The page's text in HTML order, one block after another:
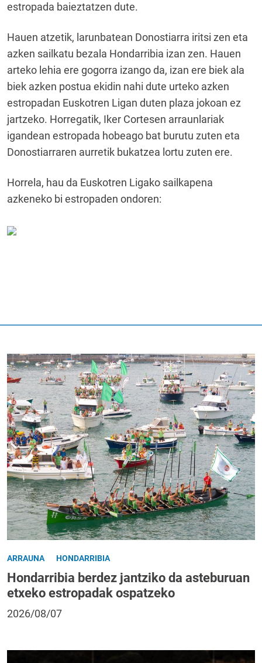
estropada baieztatzen dute.
Hauen atzetik, larunbatean Donostiarra iritsi zen eta
azken sailkatu bezala Hondarribia izan zen. Hauen
arteko lehia ere gogorra izango da, izan ere biek ala
biek azken postua ekidin nahi dute urteko azken
estropadan Euskotren Ligan duten plaza jokoan ez
jartzeko. Horregatik, Iker Cortesen arraunlariak
igandean estropada hobeago bat burutu zuten eta
Donostiarraren aurretik bukatzea lortu zuten ere.
Horrela, hau da Euskotren Ligako sailkapena
azkeneko bi estropaden ondoren:
ARRAUNA HONDARRIBIA
Hondarribia berdez jantziko da asteburuan
etxeko estropadak ospatzeko
2026/08/07